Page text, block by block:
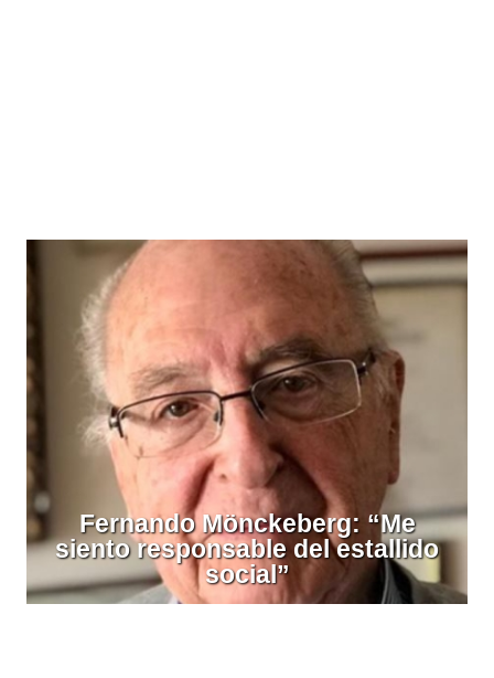
Fernando Mönckeberg: “Me
siento responsable del estallido
social”